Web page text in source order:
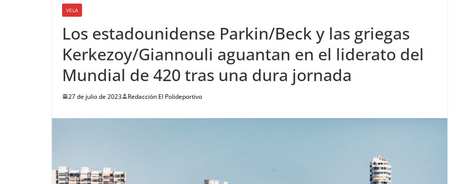
VELA
Los estadounidense Parkin/Beck y las griegas
Kerkezoy/Giannouli aguantan en el liderato del
Mundial de 420 tras una dura jornada
27 de julio de 2023 Redacción El Polideportivo